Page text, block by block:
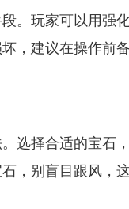
。玩家可以用强
，建议在操作前
选择合适的宝石
，别盲目跟风，